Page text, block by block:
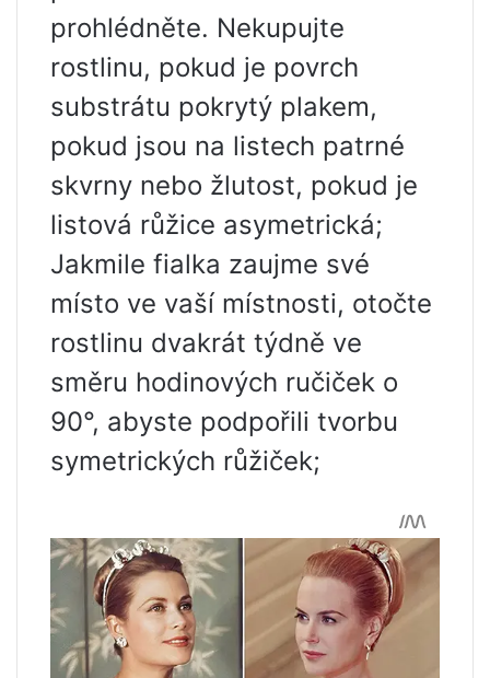
prohlédněte. Nekupujte
rostlinu, pokud je povrch
substrátu pokrytý plakem,
pokud jsou na listech patrné
skvrny nebo žlutost, pokud je
listová růžice asymetrická;
Jakmile fialka zaujme své
místo ve vaší místnosti, otočte
rostlinu dvakrát týdně ve
směru hodinových ručiček o
90°, abyste podpořili tvorbu
symetrických růžiček;